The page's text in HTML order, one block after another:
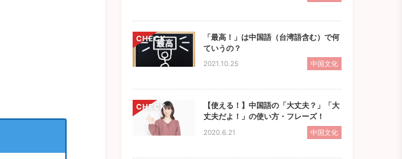
CHECK
「最高！」は中国語（台湾語含む）で何
ていうの？
2021.10.25 中国文化
CHECK
【使える！】中国語の「大丈夫？」「大
丈夫だよ！」の使い方・フレーズ！
2020.6.21 中国文化